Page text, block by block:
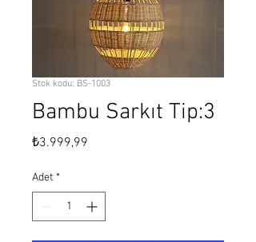
Stok kodu: BS-1003
Bambu Sarkıt Tip:3
₺3.999,99
Adet *